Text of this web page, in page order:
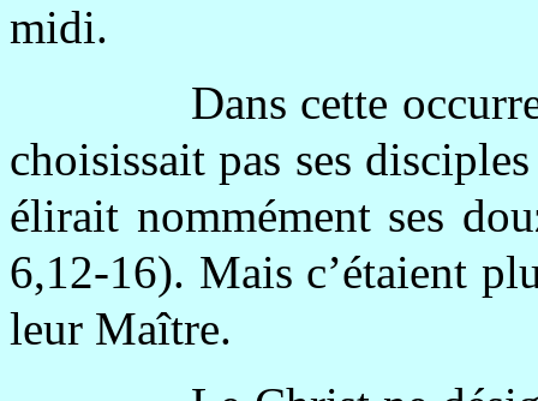
midi.
Dans cette
choisissait pas ses
élirait nommément ses
6,12-16). Mais c’étaient
leur Maître.